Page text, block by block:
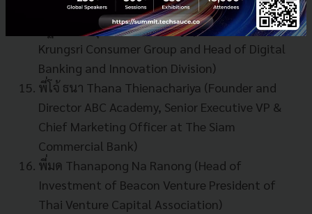
Group / ex-CEO of Thaicom)
พี่ฐากรณ์ กรุงศรี Thakorn Piyapan (Head of
Krungsri Consumer Group and Head of Digital
Banking and Innovation Division)
พี่โจ้ ธนา Thana Thienachariya (Founder and
Director ABC Academy, Senior Executive VP &
Chief Marketing Officer at The Siam
Commercial Bank)
พี่มด Thanapong Na Ranong (Head of
Investment of Beacon Venture President of
Thai Venture Capital Association)